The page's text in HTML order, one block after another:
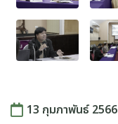
13 กุมภาพันธ์ 2566